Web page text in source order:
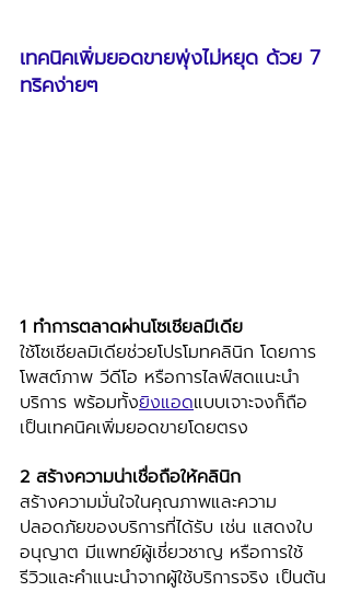
เทคนิคเพิ่มยอดขายพุ่งไม่หยุด ด้วย 7
ทริคง่ายๆ
1 ทำการตลาดผ่านโซเชียลมีเดีย
ใช้โซเชียลมิเดียช่วยโปรโมทคลินิก โดยการ
โพสต์ภาพ วีดีโอ หรือการไลฟ์สดแนะนำ
บริการ พร้อมทั้งยิงแอดแบบเจาะจงก็ถือ
เป็นเทคนิคเพิ่มยอดขายโดยตรง
2 สร้างความน่าเชื่อถือให้คลินิก
สร้างความมั่นใจในคุณภาพและความ
ปลอดภัยของบริการที่ได้รับ เช่น แสดงใบ
อนุญาต มีแพทย์ผู้เชี่ยวชาญ หรือการใช้
รีวิวและคำแนะนำจากผู้ใช้บริการจริง เป็นต้น